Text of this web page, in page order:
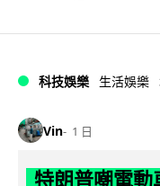
科技娛樂 生活娛樂
Vin 1 日
特朗普嘲電動